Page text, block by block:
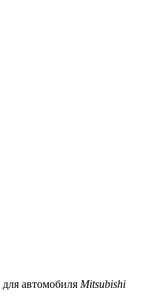
для автомобиля Mitsubishi